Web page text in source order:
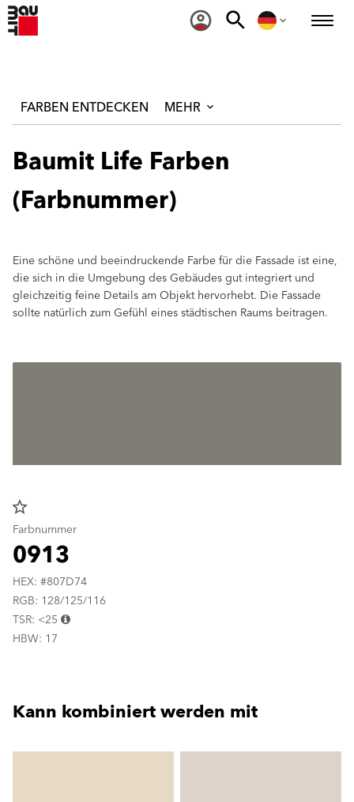
FARBEN ENTDECKEN MEHR
Baumit Life Farben
(Farbnummer)
Eine schöne und beeindruckende Farbe für die Fassade ist eine,
die sich in die Umgebung des Gebäudes gut integriert und
gleichzeitig feine Details am Objekt hervorhebt. Die Fassade
sollte natürlich zum Gefühl eines städtischen Raums beitragen.
star_border
Farbnummer
0913
HEX: #807D74
RGB: 128/125/116
TSR: <25
HBW: 17
Kann kombiniert werden mit